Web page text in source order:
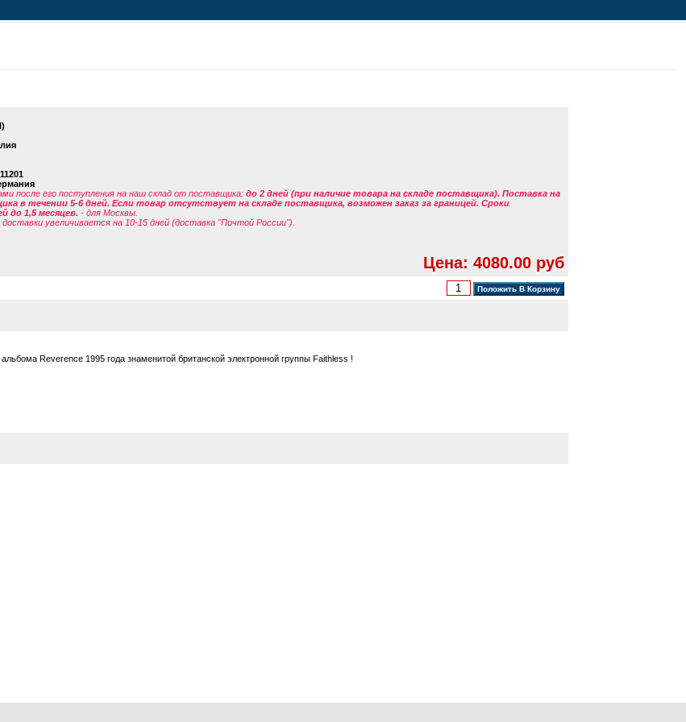
после его поступления на наш склад от поставщика: до 2 дней (при наличие товара на складе поставщика). Поставка на
в течении 5-6 дней. Если товар отсутствует на складе поставщика, возможен заказ за границей. Сроки
до 1,5 месяцев. - для Москвы.
доставки увеличивается на 10-15 дней (доставка "Почтой России").
Цена: 4080.00 руб
Reverence 1995 года знаменитой британской электронной группы Faithless !